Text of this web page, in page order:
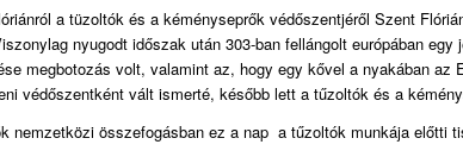
a tüzoltók és a kéményseprők védőszentjéről Szent
nyugodt időszak után 303-ban fellángolt európában
megbotozás volt, valamint az, hogy egy kővel a nyakában az
védőszentként vált ismerté, később lett a tűzoltók és a
nemzetközi összefogásban ez a nap a tűzoltók munkája előtti